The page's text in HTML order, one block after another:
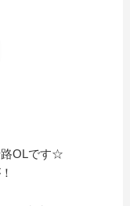
路OLです☆